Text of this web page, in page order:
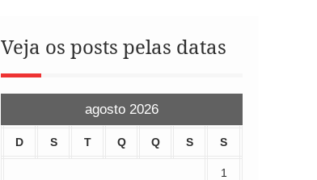
Veja os posts pelas datas
agosto 2026
D S T Q Q S S
1